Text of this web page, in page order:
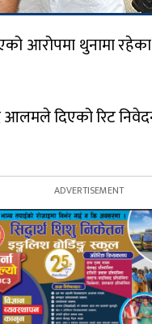
आरोपमा थुनामा रहेका
आलमले दिएको रिट